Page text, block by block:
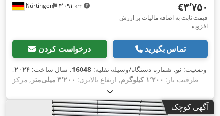
Nürtingen ۴٬۰۹۱ km ‎€۳٬۷۵۰
قیمت ثابت به اضافه مالیات بر ارزش
افزوده
درخواست کردن تماس بگیرید
وضعیت: نو, شماره دستگاه/وسیله نقلیه: 16048, سال ساخت: ۲۰۲۴,
ظرفیت بار: ۱٬۲۰۰ کیلوگرم , ارتفاع بالابری: ۳٬۲۰۰ میلی‌متر
, مرکز
, نوع سوخت:
ارتفاع سازه:۲٬۰۸۰ میلی‌متر , ولتاژ باتری: ۲۴ V , طول شاخک‌ها:
۱٬۱۵۰ میلی‌متر
, وزن کل: , آگهی کوچک